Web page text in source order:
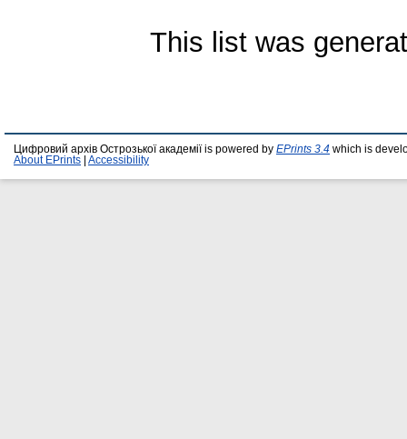
This list was
Цифровий архів Острозької академії is powered by EPrints 3.4 which is
About EPrints
Accessibility